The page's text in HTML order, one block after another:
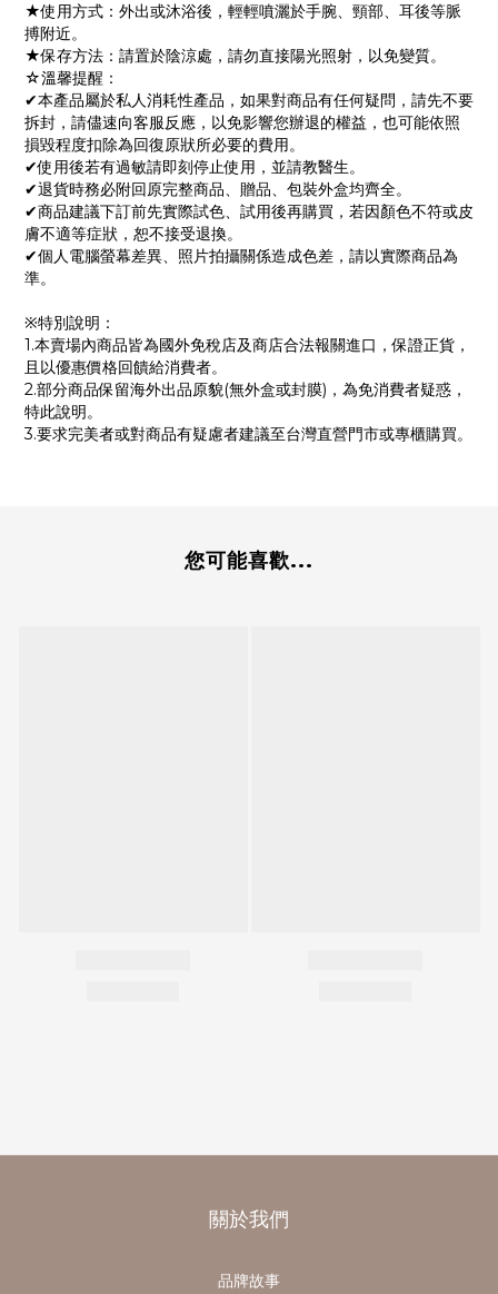
★使用方式：外出或沐浴後，輕輕噴灑於手腕、頸部、耳後等脈
搏附近。
★保存方法：請置於陰涼處，請勿直接陽光照射，以免變質。
☆溫馨提醒：
✔本產品屬於私人消耗性產品，如果對商品有任何疑問，請先不要
拆封，請儘速向客服反應，以免影響您辦退的權益，也可能依照
損毀程度扣除為回復原狀所必要的費用。
✔使用後若有過敏請即刻停止使用，並請教醫生。
✔退貨時務必附回原完整商品、贈品、包裝外盒均齊全。
✔商品建議下訂前先實際試色、試用後再購買，若因顏色不符或皮
膚不適等症狀，恕不接受退換。
✔個人電腦螢幕差異、照片拍攝關係造成色差，請以實際商品為
準。
※特別說明：
1.本賣場內商品皆為國外免稅店及商店合法報關進口，保證正貨，
且以優惠價格回饋給消費者。
2.部分商品保留海外出品原貌(無外盒或封膜)，為免消費者疑惑，
特此說明。
3.要求完美者或對商品有疑慮者建議至台灣直營門市或專櫃購買。
您可能喜歡...
關於我們
品牌故事